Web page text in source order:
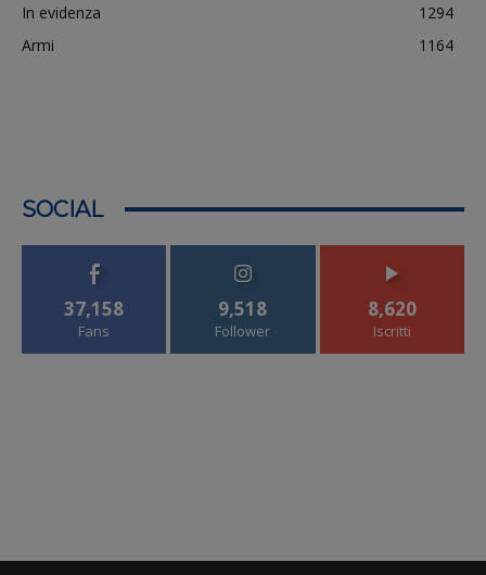
In evidenza
1294
Armi
1164
SOCIAL
37,158
Fans
9,518
Follower
8,620
Iscritti